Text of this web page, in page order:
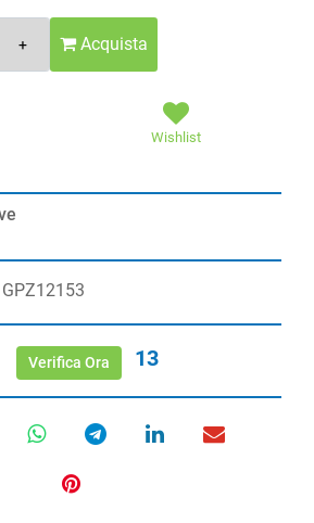
Acquista
Wishlist
GPZ12153
Verifica Ora 13